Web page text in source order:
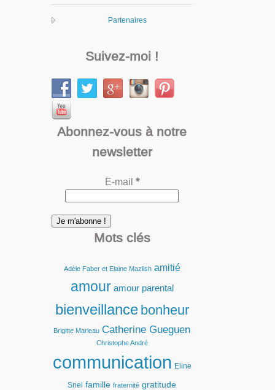
Partenaires
Suivez-moi !
Abonnez-vous à notre
newsletter
E-mail *
Mots clés
Adèle Faber et Elaine Mazlish amitié
amour amour parental
bienveillance bonheur
Brigitte Marleau Catherine Gueguen
Christophe André
communication Eline
Snel famille fraternité gratitude